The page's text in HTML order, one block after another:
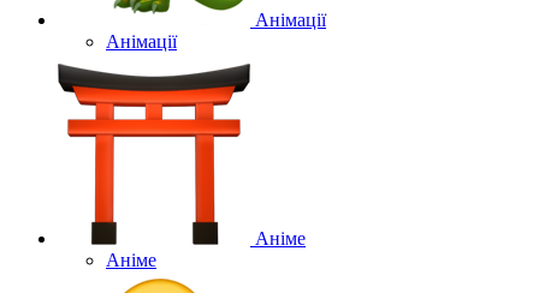
Анімації
Анімації
Аніме
Аніме